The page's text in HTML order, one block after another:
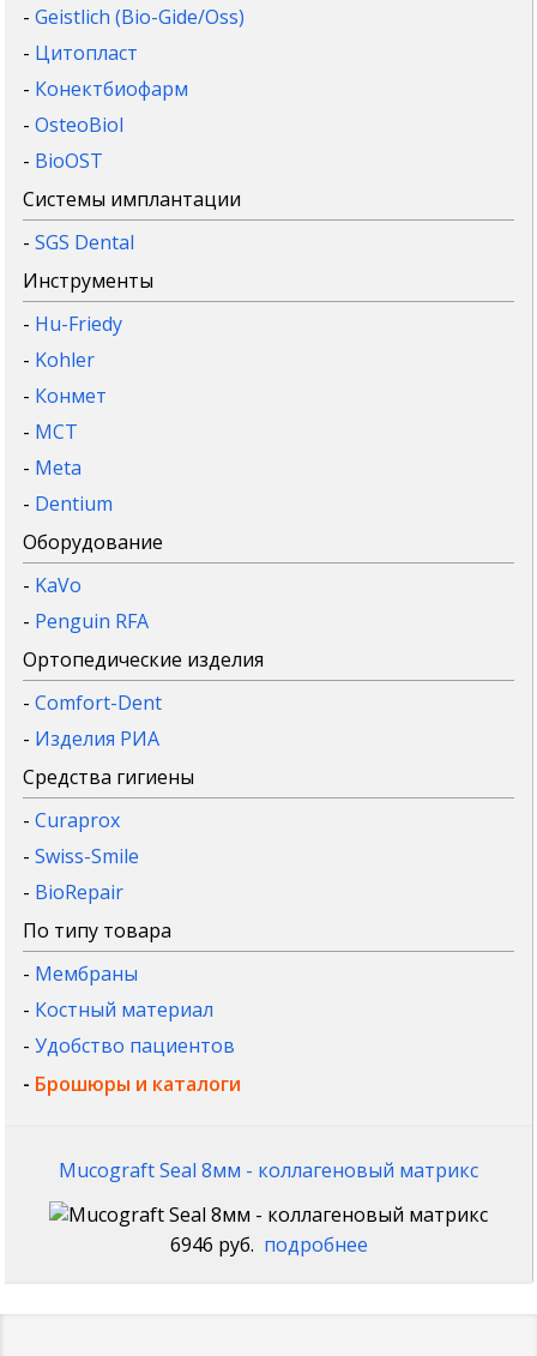
-Geistlich (Bio-Gide/Oss)
- Цитопласт
- Конектбиофарм
-OsteoBiol
- BioOST
Системы имплантации
-SGS Dental
Инструменты
- Hu-Friedy
- Kohler
- Конмет
- MCT
- Meta
- Dentium
Оборудование
- KaVo
- Penguin RFA
Ортопедические изделия
-Comfort-Dent
- Изделия РИА
Средства гигиены
-Curaprox
-Swiss-Smile
- BioRepair
По типу товара
- Мембраны
- Костный материал
-Удобство пациентов
- Брошюры и каталоги
Mucograft Seal 8мм - коллагеновый матрикс
6946 руб. подробнее